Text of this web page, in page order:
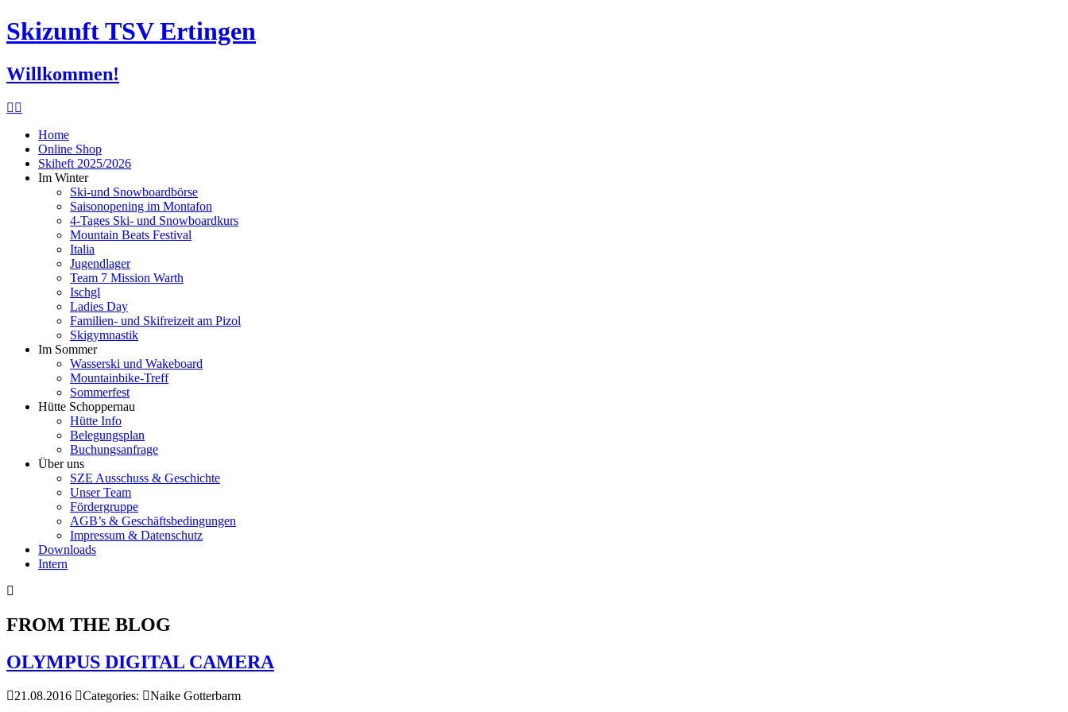
Skizunft TSV Ertingen
Willkommen!
Home
Online Shop
Skiheft 2025/2026
Im Winter
Ski-und Snowboardbörse
Saisonopening im Montafon
4-Tages Ski- und Snowboardkurs
Mountain Beats Festival
Italia
Jugendlager
Team 7 Mission Warth
Ischgl
Ladies Day
Familien- und Skifreizeit am Pizol
Skigymnastik
Im Sommer
Wasserski und Wakeboard
Mountainbike-Treff
Sommerfest
Hütte Schoppernau
Hütte Info
Belegungsplan
Buchungsanfrage
Über uns
SZE Ausschuss & Geschichte
Unser Team
Fördergruppe
AGB’s & Geschäftsbedingungen
Impressum & Datenschutz
Downloads
Intern
FROM THE BLOG
OLYMPUS DIGITAL CAMERA
21.08.2016 Categories: Naike Gotterbarm